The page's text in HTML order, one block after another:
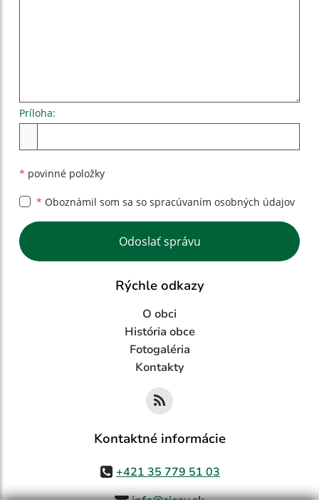
Príloha:
* povinné položky
* Oboznámil som sa so spracúvaním osobných údajov
Google reCaptcha Response
Odoslať správu
Rýchle odkazy
O obci
História obce
Fotogaléria
Kontakty
Kontaktné informácie
+421 35 779 51 03